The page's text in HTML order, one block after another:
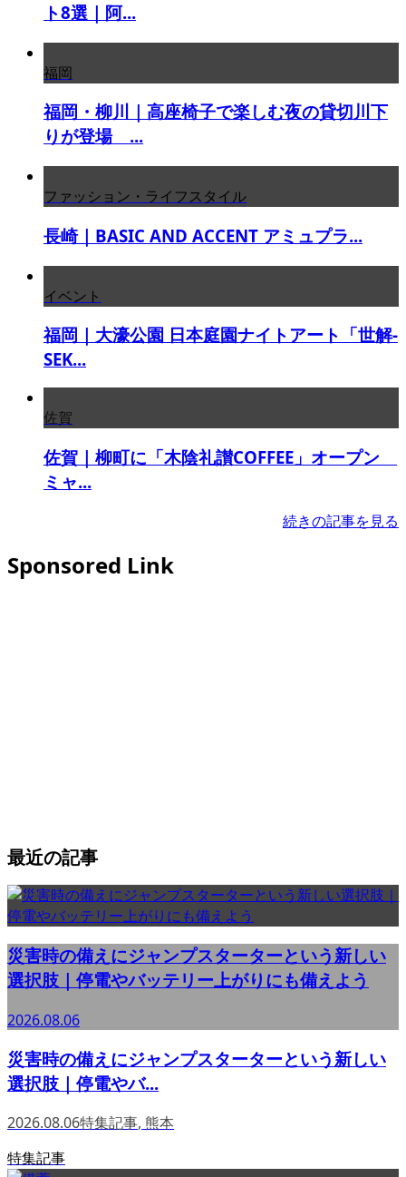
ト8選｜阿...
福岡
福岡・柳川｜高座椅子で楽しむ夜の貸切川下
りが登場 ...
ファッション・ライフスタイル
長崎｜BASIC AND ACCENT アミュプラ...
イベント
福岡｜大濠公園 日本庭園ナイトアート「世解-
SEK...
佐賀
佐賀｜柳町に「木陰礼讃COFFEE」オープン
ミャ...
続きの記事を見る
Sponsored Link
最近の記事
災害時の備えにジャンプスターターという新しい
選択肢｜停電やバッテリー上がりにも備えよう
2026.08.06
災害時の備えにジャンプスターターという新しい
選択肢｜停電やバ...
2026.08.06特集記事, 熊本
特集記事